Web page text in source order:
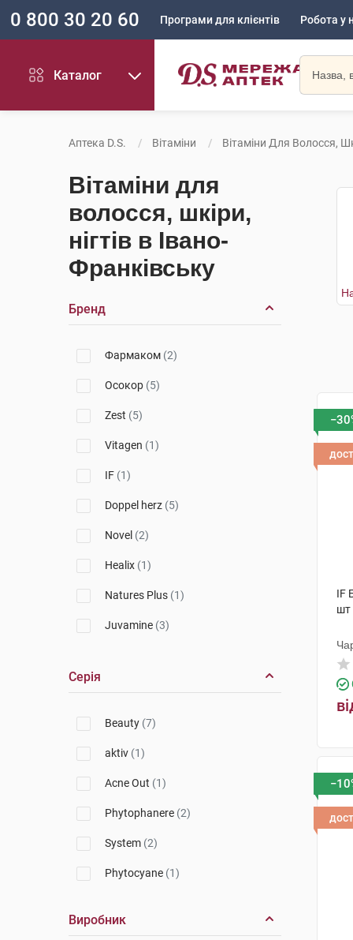
0 800 30 20 60 Програми для клієнтів Робота у
Каталог
Аптека D.S. Вітаміни Вітаміни Для Волосся,
Вітаміни для
волосся, шкіри,
нігтів в Івано-
Франківську
Бренд
Фармаком (2)
Осокор (5)
Zest (5)
Vitagen (1)
IF (1)
Doppel herz (5)
Novel (2)
Healix (1)
Natures Plus (1)
Juvamine (3)
Серія
Beauty (7)
aktiv (1)
Acne Out (1)
Phytophanere (2)
System (2)
Phytocyane (1)
Виробник
IF
шт